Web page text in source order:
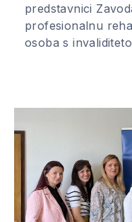
predstavnici
profesionalnu
osoba s